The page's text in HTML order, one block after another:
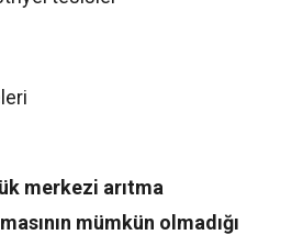
merkezi arıtma
mümkün olmadığı